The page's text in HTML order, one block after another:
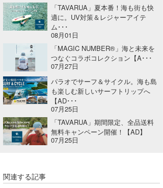
「TAVARUA」夏本番！海も街も快
適に。UV対策＆レジャーアイテ
ム･･･
08月01日
「MAGIC NUMBER®」海と未来を
つなぐコラボコレクション【A･･･
07月27日
パラオでサーフ＆サイクル。海も島
も楽しむ新しいサーフトリップへ
【AD･･･
07月25日
「TAVARUA」期間限定、全品送料
無料キャンペーン開催！【AD】
07月25日
関連する記事